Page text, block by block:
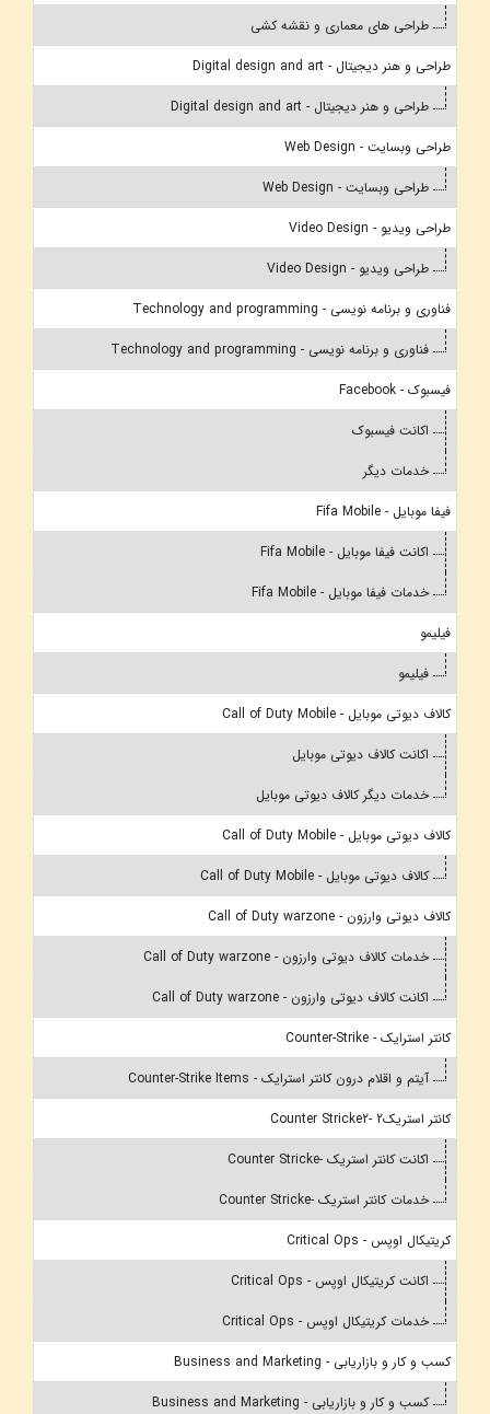
طراحی های معماری و نقشه کشی
طراحی و هنر دیجیتال - Digital design and art
طراحی و هنر دیجیتال - Digital design and art
طراحی وبسایت - Web Design
طراحی وبسایت - Web Design
طراحی ویدیو - Video Design
طراحی ویدیو - Video Design
فناوری و برنامه نویسی - Technology and programming
فناوری و برنامه نویسی - Technology and programming
فیسبوک - Facebook
اکانت فیسبوک
خدمات دیگر
فیفا موبایل - Fifa Mobile
اکانت فیفا موبایل - Fifa Mobile
خدمات فیفا موبایل - Fifa Mobile
فیلیمو
فیلیمو
کالاف دیوتی موبایل - Call of Duty Mobile
اکانت کالاف دیوتی موبایل
خدمات دیگر کالاف دیوتی موبایل
کالاف دیوتی موبایل - Call of Duty Mobile
کالاف دیوتی موبایل - Call of Duty Mobile
کالاف دیوتی وارزون - Call of Duty warzone
خدمات کالاف دیوتی وارزون - Call of Duty warzone
اکانت کالاف دیوتی وارزون - Call of Duty warzone
کانتر استرایک - Counter-Strike
آیتم و اقلام درون کانتر استرایک - Counter-Strike Items
کانتر استریک2 -Counter Stricke2
اکانت کانتر استریک -Counter Stricke
خدمات کانتر استریک -Counter Stricke
کریتیکال اوپس - Critical Ops
اکانت کریتیکال اوپس - Critical Ops
خدمات کریتیکال اوپس - Critical Ops
کسب و کار و بازاریابی - Business and Marketing
کسب و کار و بازاریابی - Business and Marketing